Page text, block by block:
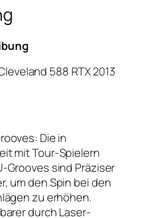
588 RTX 2013
Die in
mit Tour-Spielern
Grooves sind Präziser
um den Spin bei den
zu erhöhen.
durch Laser-